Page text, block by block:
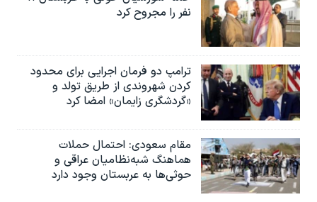
نفر را مجروح کرد
ترامپ دو فرمان اجرایی برای محدود
کردن شهروندی از طریق تولد و
«گردشگری زایمان» امضا کرد
مقام سعودی: احتمال حملات
هماهنگ شبه‌نظامیان عراقی و
حوثی‌ها به عربستان وجود دارد